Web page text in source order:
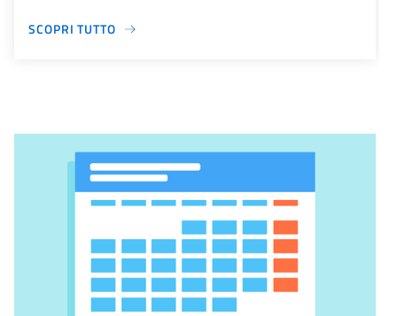
SCOPRI TUTTO